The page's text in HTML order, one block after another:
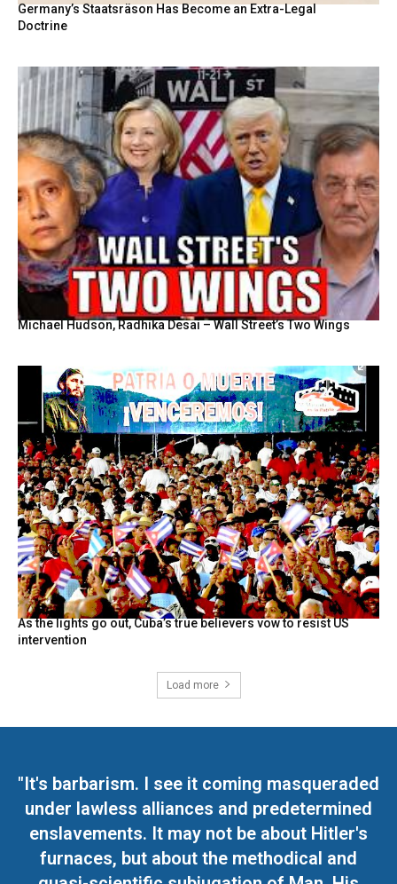
Germany’s Staatsräson Has Become an Extra-Legal
Doctrine
Michael Hudson, Radhika Desai – Wall Street’s Two Wings
As the lights go out, Cuba’s true believers vow to resist US
intervention
Load more
"It's barbarism. I see it coming masqueraded
under lawless alliances and predetermined
enslavements. It may not be about Hitler's
furnaces, but about the methodical and